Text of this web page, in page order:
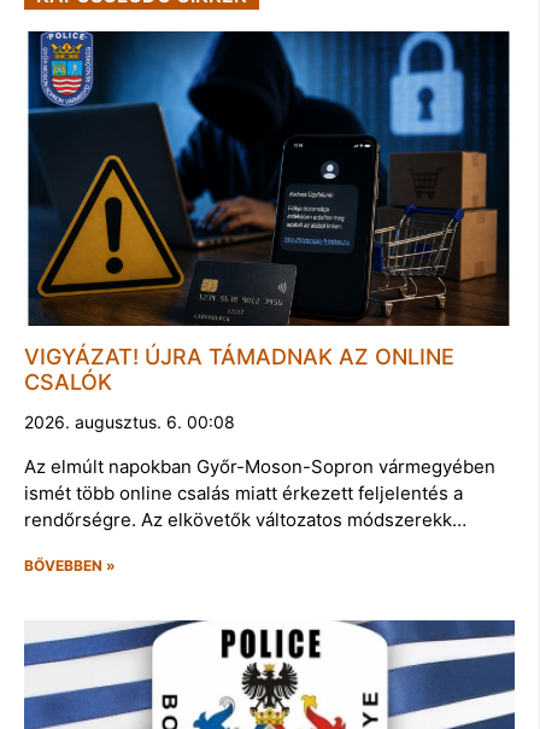
VIGYÁZAT! ÚJRA TÁMADNAK AZ ONLINE
CSALÓK
2026. augusztus. 6. 00:08
Az elmúlt napokban Győr-Moson-Sopron vármegyében
ismét több online csalás miatt érkezett feljelentés a
rendőrségre. Az elkövetők változatos módszerekk…
BŐVEBBEN »